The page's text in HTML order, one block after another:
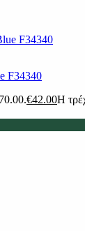
F34340
€42.00Η